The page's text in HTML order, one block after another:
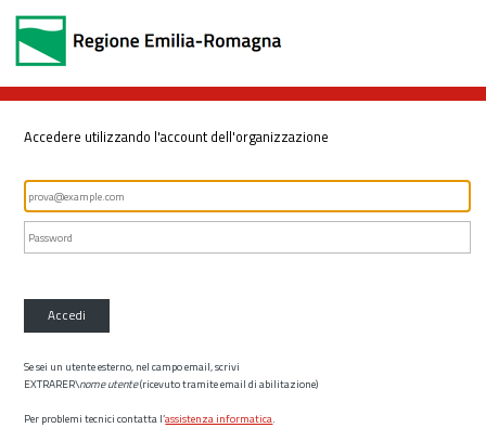
Accedere utilizzando l'account dell'organizzazione
Accedi
Se sei un utente esterno, nel campo email, scrivi
EXTRARER\nome utente(ricevuto tramite email di abilitazione)
Per problemi tecnici contatta l’assistenza informatica.